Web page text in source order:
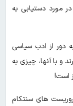
مورد دستیابی به
دور از ادب سیاسی
و با آنها، چیزی به
است!
های سنتکام